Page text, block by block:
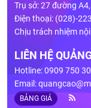
Trụ sở: 27 đường
Điện thoại: (028)-
Chịu trách nhiệm
LIÊN HỆ
Hotline: 0909 750
Email:
BẢNG GIÁ